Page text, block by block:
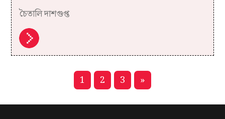
চৈতালি দাশগুপ্ত
1 2 3 »